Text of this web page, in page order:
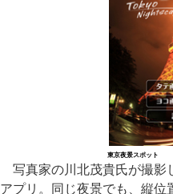
東京夜景スポット
写真家の川北茂貴氏が撮影
アプリ。同じ夜景でも、縦位